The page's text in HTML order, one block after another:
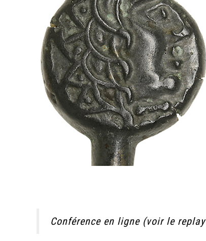
Conférence en ligne (voir le